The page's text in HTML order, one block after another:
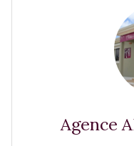
Agence